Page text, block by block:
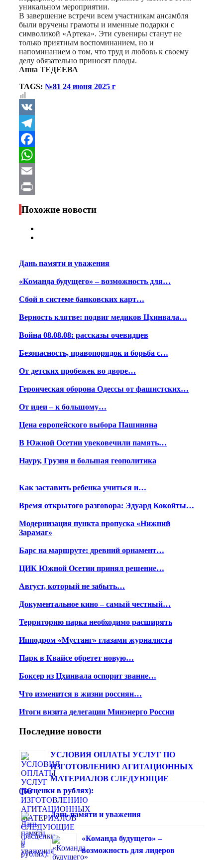
уникальном мероприятии.
В завершение встречи всем участникам ансамбля
были вручены грамоты и именные подарки с
символикой «Артека». Эти сувениры станут не
только приятным воспоминанием, но и
напоминанием о том, что труд и любовь к своему
делу обязательно приносят плоды.
Анна ТЕДЕЕВА
TAGS: №81 24 июня 2025 г
VK
Telegram
Facebook
WhatsApp
Email
Print
Похожие новости
Дань памяти и уважения
«Команда будущего» – возможность для…
Сбой в системе банковских карт…
Верность клятве: подвиг медиков Цхинвала…
Война 08.08.08: рассказы очевидцев
Безопасность, правопорядок и борьба с…
От детских пробежек во дворе…
Героическая оборона Одессы от фашистских…
От идеи – к большому…
Цена европейского выбора Пашиняна
В Южной Осетии увековечили память…
Науру, Грузия и большая геополитика
Как заставить ребенка учиться и…
Время открытого разговора: Эдуард Кокойты…
Модернизация пункта пропуска «Нижний
Зарамаг»
Барс на маршруте: древний орнамент…
ЦИК Южной Осетии принял решение…
Август, который не забыть…
Документальное кино – самый честный…
Территорию парка необходимо расширять
Ипподром «Мустанг» глазами журналиста
Парк в Квайсе обретет новую…
Боксер из Цхинвала оспорит звание…
Что изменится в жизни россиян…
Итоги визита делегации Минэнерго России
Последние новости
УСЛОВИЯ ОПЛАТЫ УСЛУГ ПО
ИЗГОТОВЛЕНИЮ АГИТАЦИОННЫХ
МАТЕРИАЛОВ СЛЕДУЮЩИЕ
(расценки в рублях):
Дань памяти и уважения
«Команда будущего» –
возможность для лидеров